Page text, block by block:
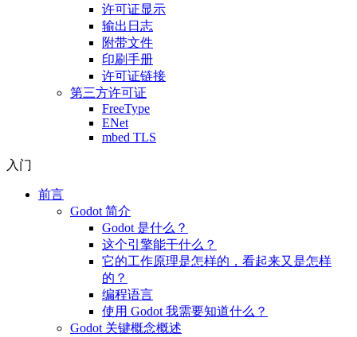
许可证显示
输出日志
附带文件
印刷手册
许可证链接
第三方许可证
FreeType
ENet
mbed TLS
入门
前言
Godot 简介
Godot 是什么？
这个引擎能干什么？
它的工作原理是怎样的，看起来又是怎样
的？
编程语言
使用 Godot 我需要知道什么？
Godot 关键概念概述